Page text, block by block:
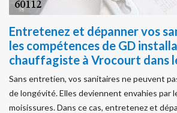
Entretenez et dépanner vos
les compétences de GD
chauffagiste à Vrocourt dans
Sans entretien, vos sanitaires ne peuvent
de longévité. Elles deviennent envahies par
moisissures. Dans ce cas, entretenez et